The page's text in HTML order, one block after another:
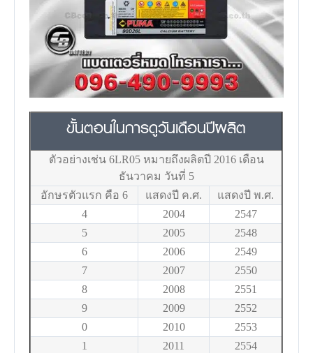
ขั้นตอนในการดูวันเดือนปีผลิต
ตัวอย่างเช่น 6LR05 หมายถึงผลิตปี 2016 เดือน
ธันวาคม วันที่ 5
อักษรตัวแรก คือ 6
แสดงปี ค.ศ.
แสดงปี พ.ศ.
4
2004
2547
5
2005
2548
6
2006
2549
7
2007
2550
8
2008
2551
9
2009
2552
0
2010
2553
1
2011
2554